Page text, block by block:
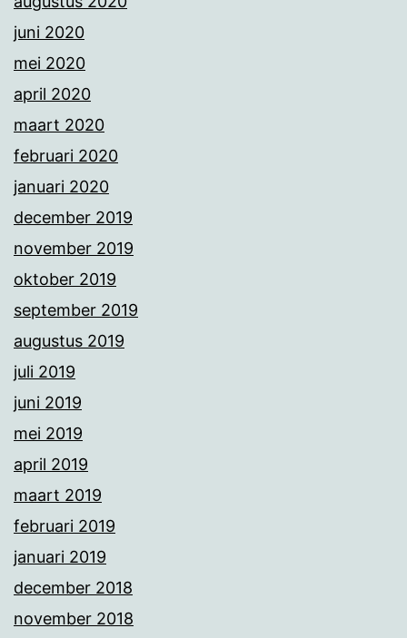
juni 2020
mei 2020
april 2020
maart 2020
februari 2020
januari 2020
december 2019
november 2019
oktober 2019
september 2019
augustus 2019
juli 2019
juni 2019
mei 2019
april 2019
maart 2019
februari 2019
januari 2019
december 2018
november 2018